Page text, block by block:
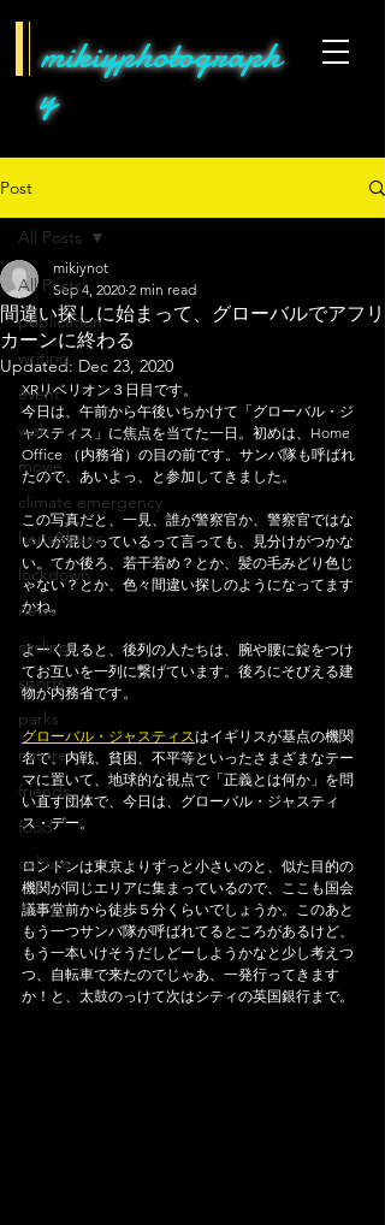
mikiyphotograph
y
Post
All Posts
publication
writing
event
web
movie
climate emergency
hens&bees
lockdown
news
cycling
sports
parks
nature
friends
food
culture
All Posts
間違い探しに始まって、グローバルでアフリ
カーンに終わる
mikiynot
Sep 4, 2020 2 min read
Updated: Dec 23, 2020
XRリベリオン３日目です。
今日は、午前から午後いちかけて「グローバル・ジ
ャスティス」に焦点を当てた一日。初めは、Home
Office （内務省）の目の前です。サンバ隊も呼ばれ
たので、あいよっ、と参加してきました。
この写真だと、一見、誰が警察官か、警察官ではな
い人が混じっているって言っても、見分けがつかな
い。てか後ろ、若干若め？とか、髪の毛みどり色じ
ゃない？とか、色々間違い探しのようになってます
かね。
よーく見ると、後列の人たちは、腕や腰に錠をつけ
てお互いを一列に繋げています。後ろにそびえる建
物が内務省です。
グローバル・ジャスティスはイギリスが基点の機関
名で、内戦、貧困、不平等といったさまざまなテー
マに置いて、地球的な視点で「正義とは何か」を問
い直す団体で、今日は、グローバル・ジャスティ
ス・デー。
ロンドンは東京よりずっと小さいのと、似た目的の
機関が同じエリアに集まっているので、ここも国会
議事堂前から徒歩５分くらいでしょうか。このあと
もう一つサンバ隊が呼ばれてるところがあるけど、
もう一本いけそうだしどーしようかなと少し考えつ
つ、自転車で来たのでじゃあ、一発行ってきます
か！と、太鼓のっけて次はシティの英国銀行まで。